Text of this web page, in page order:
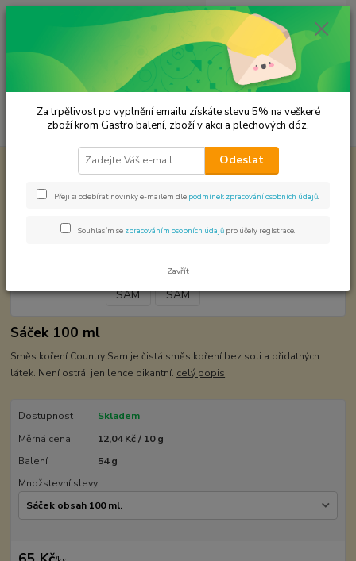
Menu
Hledat
ks
za 0,00 Kč
Koření od Samuela podle způsobu použití COUNTRY SAM
COUNTRY SAM
Sáček 100 ml
Směs koření Country Sam je čistá směs koření bez soli a přidatných
látek. Není ostrá, jen lehce pikantní. celý popis
Dostupnost
Skladem
Měrná cena
12,04 Kč / 10 g
Balení
54 g
Množstevní slevy:
Za trpělivost po vyplnění emailu získáte slevu 5% na veškeré
zboží krom Gastro balení, zboží v akci a plechových dóz.
Odeslat
Přeji si odebírat novinky e-mailem dle podmínek zpracování osobních údajů
Souhlasím se zpracováním osobních údajů pro účely registrace.
Zavřít